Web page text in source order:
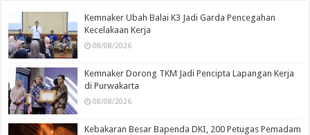
Kemnaker Ubah Balai K3 Jadi Garda Pencegahan
Kecelakaan Kerja
08/08/2026
Kemnaker Dorong TKM Jadi Pencipta Lapangan Kerja
di Purwakarta
08/08/2026
Kebakaran Besar Bapenda DKI, 200 Petugas Pemadam